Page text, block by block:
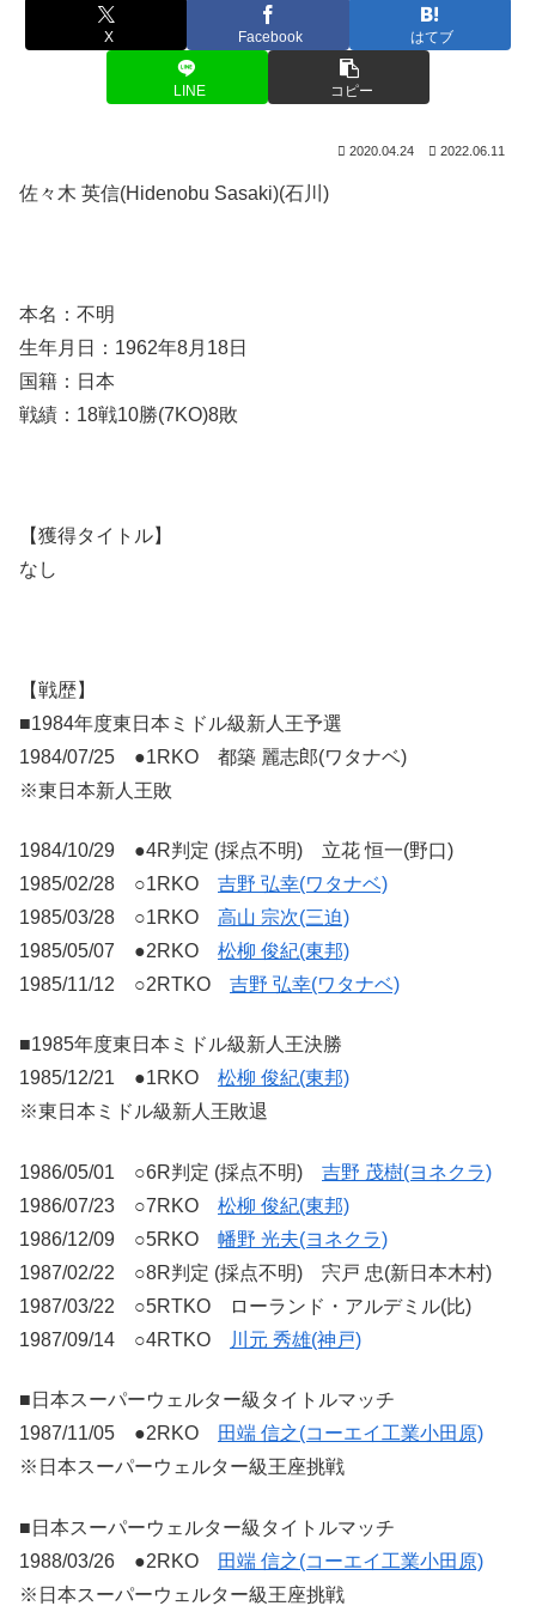
X Facebook はてブ
LINE コピー
2020.04.24 2022.06.11
佐々木 英信(Hidenobu Sasaki)(石川)
本名：不明
生年月日：1962年8月18日
国籍：日本
戦績：18戦10勝(7KO)8敗
【獲得タイトル】
なし
【戦歴】
■1984年度東日本ミドル級新人王予選
1984/07/25 ●1RKO 都築 麗志郎(ワタナベ)
※東日本新人王敗
1984/10/29 ●4R判定 (採点不明) 立花 恒一(野口)
1985/02/28 ○1RKO 吉野 弘幸(ワタナベ)
1985/03/28 ○1RKO 高山 宗次(三迫)
1985/05/07 ●2RKO 松柳 俊紀(東邦)
1985/11/12 ○2RTKO 吉野 弘幸(ワタナベ)
■1985年度東日本ミドル級新人王決勝
1985/12/21 ●1RKO 松柳 俊紀(東邦)
※東日本ミドル級新人王敗退
1986/05/01 ○6R判定 (採点不明) 吉野 茂樹(ヨネクラ)
1986/07/23 ○7RKO 松柳 俊紀(東邦)
1986/12/09 ○5RKO 幡野 光夫(ヨネクラ)
1987/02/22 ○8R判定 (採点不明) 宍戸 忠(新日本木村)
1987/03/22 ○5RTKO ローランド・アルデミル(比)
1987/09/14 ○4RTKO
川元 秀雄(神戸)
■日本スーパーウェルター級タイトルマッチ
1987/11/05 ●2RKO
田端 信之(コーエイ工業小田原)
※日本スーパーウェルター級王座挑戦
■日本スーパーウェルター級タイトルマッチ
1988/03/26 ●2RKO
田端 信之(コーエイ工業小田原)
※日本スーパーウェルター級王座挑戦